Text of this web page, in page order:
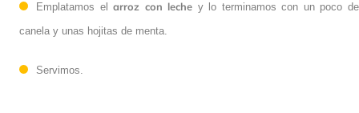
Emplatamos elarroz con leche y lo terminamos con un poco de
canela y unas hojitas de menta.
Servimos.